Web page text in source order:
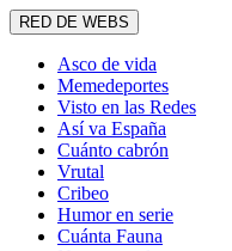
RED DE WEBS
Asco de vida
Memedeportes
Visto en las Redes
Así va España
Cuánto cabrón
Vrutal
Cribeo
Humor en serie
Cuánta Fauna